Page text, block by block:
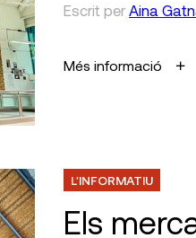
Escrit per Aina
Més informació
L'INFORMATIU
Els